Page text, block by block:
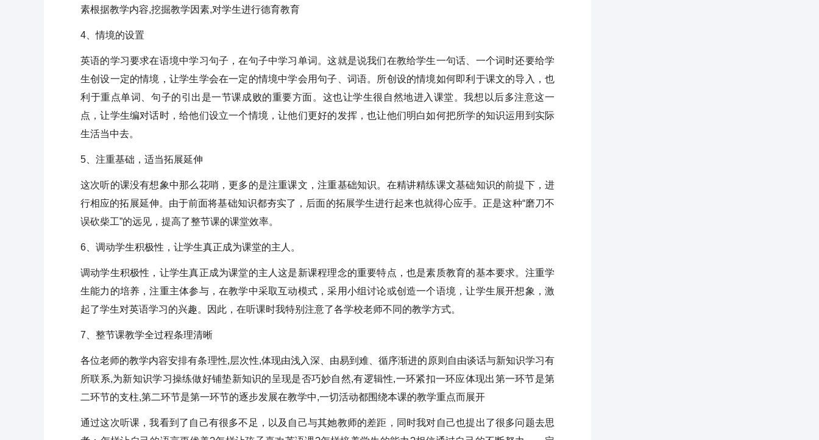
素根据教学内容,挖掘教学因素,对学生进行德育教育
4、情境的设置
英语的学习要求在语境中学习句子，在句子中学习单词。这就是说我们在教给学生一句话、一个词时还要给学
生创设一定的情境，让学生学会在一定的情境中学会用句子、词语。所创设的情境如何即利于课文的导入，也
利于重点单词、句子的引出是一节课成败的重要方面。这也让学生很自然地进入课堂。我想以后多注意这一
点，让学生编对话时，给他们设立一个情境，让他们更好的发挥，也让他们明白如何把所学的知识运用到实际
生活当中去。
5、注重基础，适当拓展延伸
这次听的课没有想象中那么花哨，更多的是注重课文，注重基础知识。在精讲精练课文基础知识的前提下，进
行相应的拓展延伸。由于前面将基础知识都夯实了，后面的拓展学生进行起来也就得心应手。正是这种“磨刀不
误砍柴工”的远见，提高了整节课的课堂效率。
6、调动学生积极性，让学生真正成为课堂的主人。
调动学生积极性，让学生真正成为课堂的主人这是新课程理念的重要特点，也是素质教育的基本要求。注重学
生能力的培养，注重主体参与，在教学中采取互动模式，采用小组讨论或创造一个语境，让学生展开想象，激
起了学生对英语学习的兴趣。因此，在听课时我特别注意了各学校老师不同的教学方式。
7、整节课教学全过程条理清晰
各位老师的教学内容安排有条理性,层次性,体现由浅入深、由易到难、循序渐进的原则自由谈话与新知识学习有
所联系,为新知识学习操练做好铺垫新知识的呈现是否巧妙自然,有逻辑性,一环紧扣一环应体现出第一环节是第
二环节的支柱,第二环节是第一环节的逐步发展在教学中,一切活动都围绕本课的教学重点而展开
通过这次听课，我看到了自己有很多不足，以及自己与其她教师的差距，同时我对自己也提出了很多问题去思